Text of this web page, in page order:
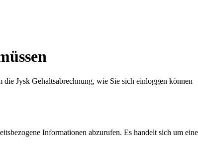
Jysk Gehaltsabrechnung, wie Sie sich einloggen können
Informationen abzurufen. Es handelt sich um eine